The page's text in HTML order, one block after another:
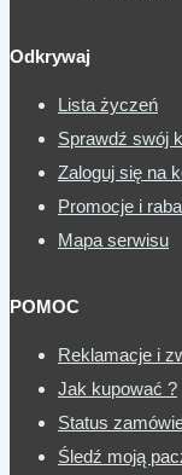
Odkrywaj
Lista życzeń
Sprawdź swój
Zaloguj się na
Promocje i
Mapa serwisu
POMOC
Reklamacje i
Jak kupować ?
Status
Śledź moją